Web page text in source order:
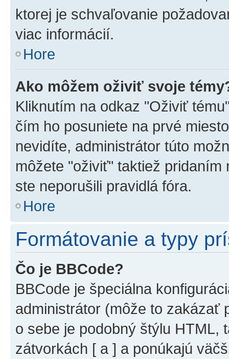
ktorej je schvaľovanie
viac informácií.
Hore
Ako môžem oživiť svoje
Kliknutím na odkaz "Oživiť
čím ho posuniete na prvé
nevidíte, administrátor túto
môžete "oživiť" taktiež
ste neporušili pravidlá fóra.
Hore
Formátovanie a typy
Čo je BBCode?
BBCode je špeciálna
administrátor (môže to zakázať
o sebe je podobný štýlu HTML,
zátvorkách [ a ] a ponúkajú